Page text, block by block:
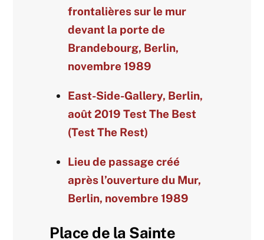
frontalières sur le mur
devant la porte de
Brandebourg, Berlin,
novembre 1989
East-Side-Gallery, Berlin,
août 2019 Test The Best
(Test The Rest)
Lieu de passage créé
après l’ouverture du Mur,
Berlin, novembre 1989
Place de la Sainte